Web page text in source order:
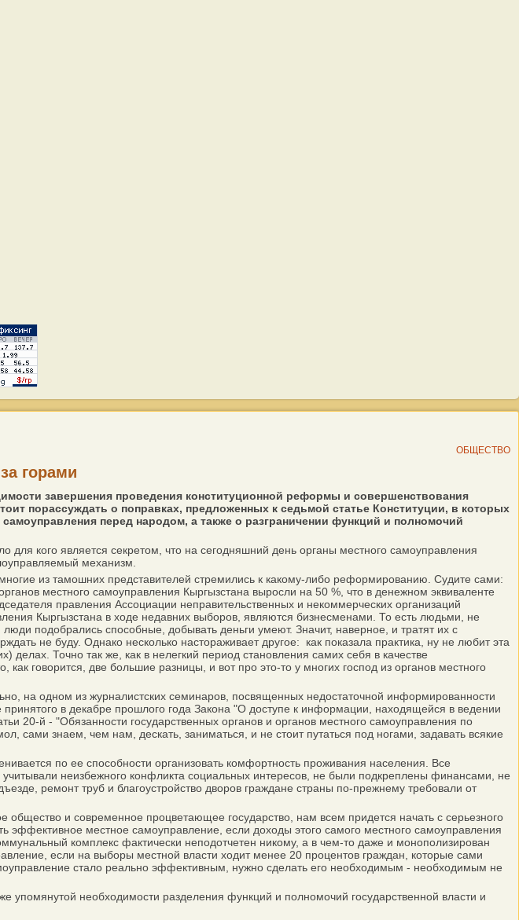
ОБЩЕСТВО
горами
завершения проведения конституционной реформы и совершенствования
порассуждать о поправках, предложенных к седьмой статье Конституции, в которых
перед народом, а также о разграничении функций и полномочий
кого является секретом, что на сегодняшний день органы местного самоуправления
механизм.
из тамошних представителей стремились к какому-либо реформированию. Судите сами:
местного самоуправления Кыргызстана выросли на 50 %, что в денежном эквиваленте
правления Ассоциации неправительственных и некоммерческих организаций
Кыргызстана в ходе недавних выборов, являются бизнесменами. То есть людьми, не
подобрались способные, добывать деньги умеют. Значит, наверное, и тратят их с
не буду. Однако несколько настораживает другое: как показала практика, ну не любит эта
Точно так же, как в нелегкий период становления самих себя в качестве
говорится, две большие разницы, и вот про это-то у многих господ из органов местного
на одном из журналистских семинаров, посвященных недостаточной информированности
в декабре прошлого года Закона "О доступе к информации, находящейся в ведении
20-й - "Обязанности государственных органов и органов местного самоуправления по
знаем, чем нам, дескать, заниматься, и не стоит путаться под ногами, задавать всякие
по ее способности организовать комфортность проживания населения. Все
неизбежного конфликта социальных интересов, не были подкреплены финансами, не
ремонт труб и благоустройство дворов граждане страны по-прежнему требовали от
и современное процветающее государство, нам всем придется начать с серьезного
местное самоуправление, если доходы этого самого местного самоуправления
комплекс фактически неподотчетен никому, а в чем-то даже и монополизирован
если на выборы местной власти ходит менее 20 процентов граждан, которые сами
стало реально эффективным, нужно сделать его необходимым - необходимым не
необходимости разделения функций и полномочий государственной власти и